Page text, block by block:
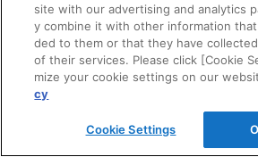
ログイン
建築・設計関係者様向けサイト
ユーザー登録サービス
WEB見積システム
site with our advertising and analytics
y combine it with other information
ded to them or that they have
of their services. Please click [Cookie
mize your cookie settings on our
cy
Cookie Settings